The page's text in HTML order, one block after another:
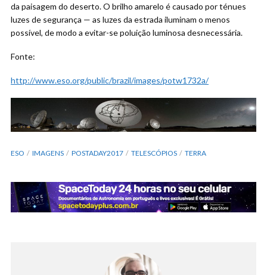
da paisagem do deserto. O brilho amarelo é causado por ténues
luzes de segurança — as luzes da estrada iluminam o menos
possível, de modo a evitar-se poluição luminosa desnecessária.
Fonte:
http://www.eso.org/public/brazil/images/potw1732a/
ESO IMAGENS POSTADAY2017 TELESCÓPIOS TERRA